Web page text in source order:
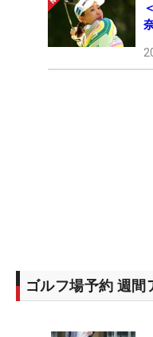
ゴルフ場予約 週間